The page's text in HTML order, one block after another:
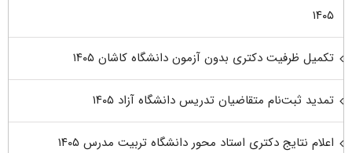
۱۴۰۵
تکمیل ظرفیت دکتری بدون آزمون دانشگاه کاشان ۱۴۰۵
تمدید ثبت‌نام متقاضیان تدریس دانشگاه آزاد ۱۴۰۵
اعلام نتایج دکتری استاد محور دانشگاه تربیت مدرس ۱۴۰۵